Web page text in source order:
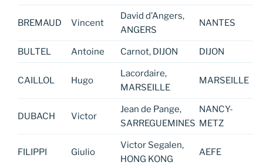
BREMAUD Vincent
David d’Angers,
ANGERS
NANTES
BULTEL Antoine Carnot, DIJON DIJON
CAILLOL Hugo
Lacordaire,
MARSEILLE
MARSEILLE
DUBACH Victor
Jean de Pange,
SARREGUEMINES
NANCY-
METZ
FILIPPI Giulio
Victor Segalen,
HONG KONG
AEFE